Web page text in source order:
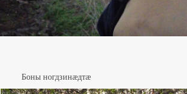
Боны ногдзинæдтæ